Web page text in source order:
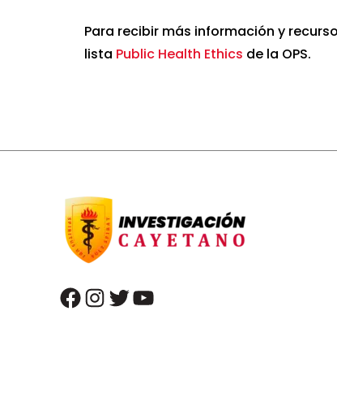
Para recibir más información y
lista Public Health Ethics de la OPS.
facebook instagram twitter youtube